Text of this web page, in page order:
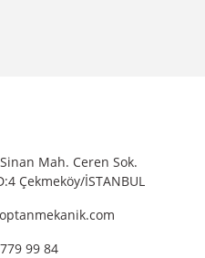
Mah. Ceren Sok.
Çekmeköy/İSTANBUL
99 84